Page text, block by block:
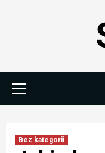
Bez kategorii